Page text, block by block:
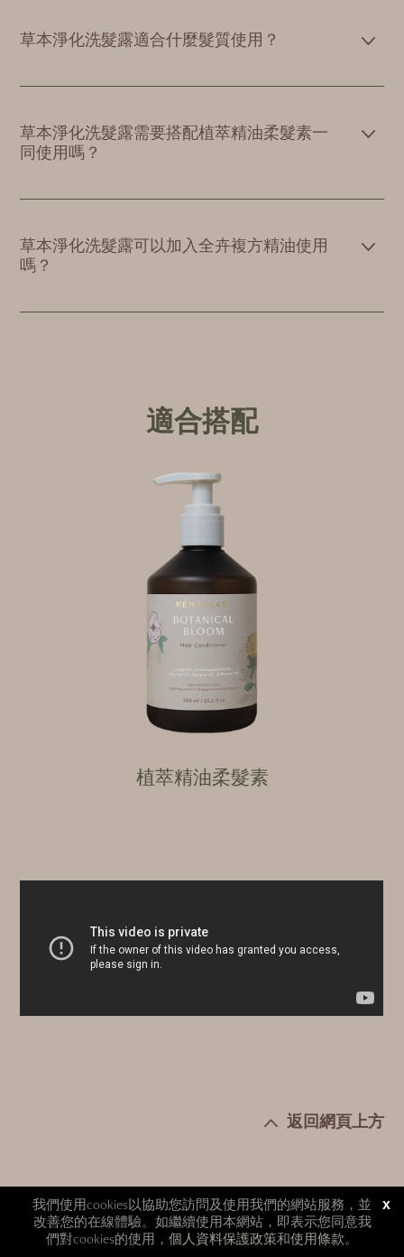
草本淨化洗髮露適合什麼髮質使用？
草本淨化洗髮露需要搭配植萃精油柔髮素一
同使用嗎？
草本淨化洗髮露可以加入全卉複方精油使用
嗎？
適合搭配
植萃精油柔髮素
返回網頁上方
我們使用cookies以協助您訪問及使用我們的網站服務，並
改善您的在線體驗。如繼續使用本網站，即表示您同意我
們對cookies的使用， 個人資料保護政策和使用條款。
x